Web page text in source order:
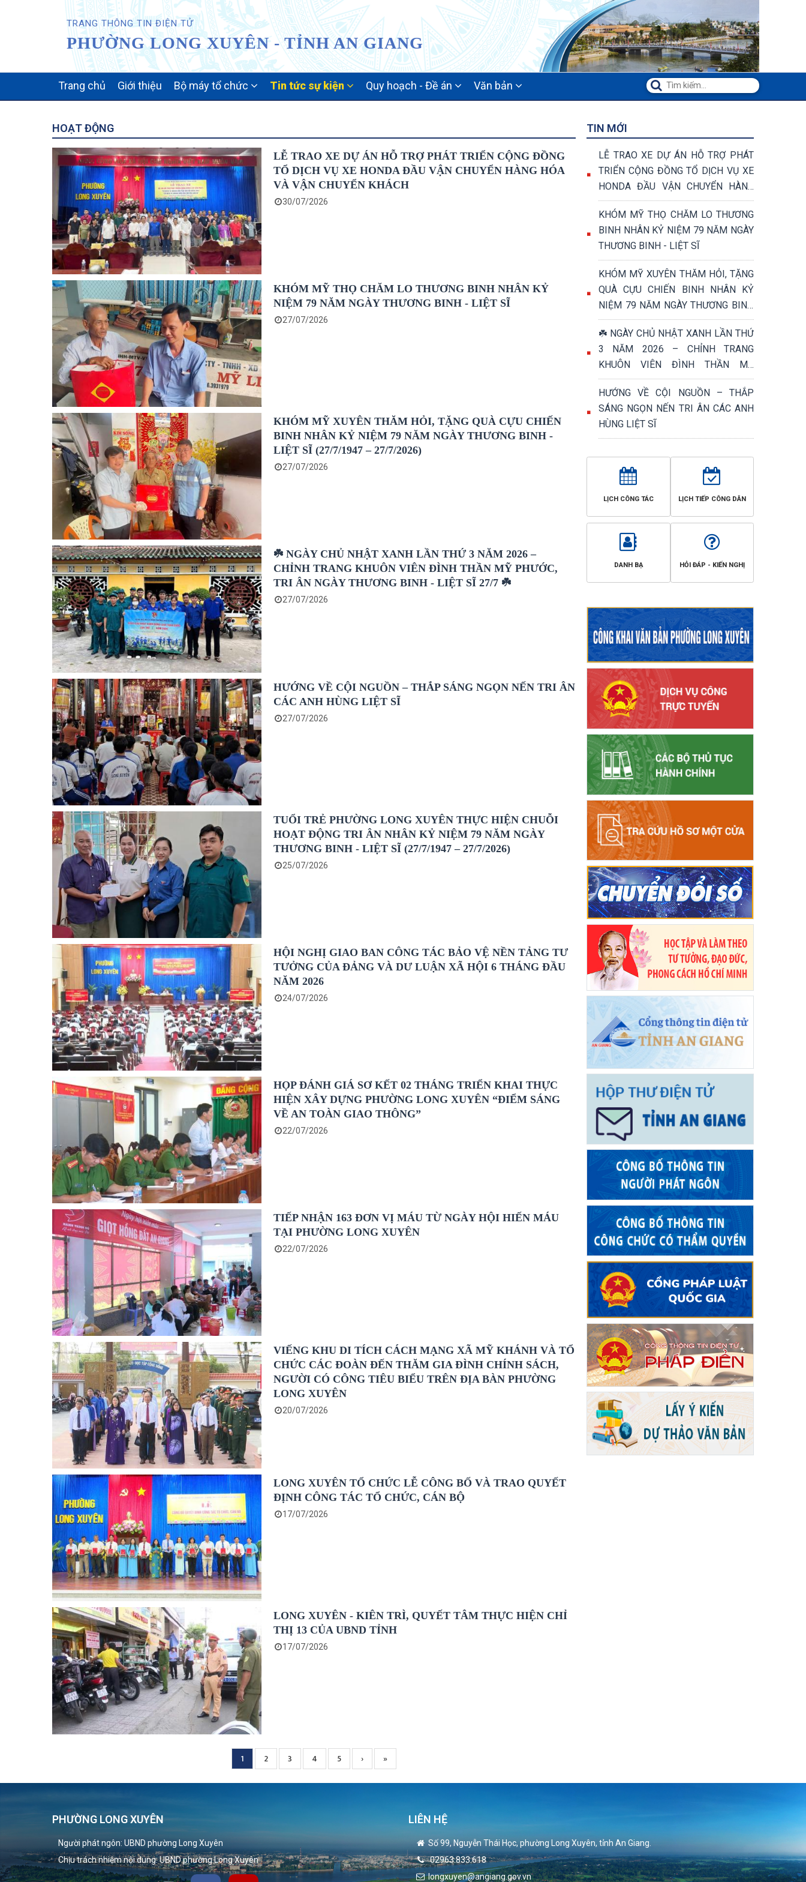
TRANG THÔNG TIN ĐIỆN TỬ
PHƯỜNG LONG XUYÊN - TỈNH AN GIANG
NAVIGATION
Trang chủ Giới thiệu Bộ máy tổ chức Tin tức sự kiện Quy hoạch - Đề án Văn bản
HOẠT ĐỘNG
LỄ TRAO XE DỰ ÁN HỖ TRỢ PHÁT TRIỂN CỘNG ĐỒNG
TỔ DỊCH VỤ XE HONDA ĐẦU VẬN CHUYỂN HÀNG HÓA
VÀ VẬN CHUYỂN KHÁCH
30/07/2026
KHÓM MỸ THỌ CHĂM LO THƯƠNG BINH NHÂN KỶ
NIỆM 79 NĂM NGÀY THƯƠNG BINH - LIỆT SĨ
27/07/2026
KHÓM MỸ XUYÊN THĂM HỎI, TẶNG QUÀ CỰU CHIẾN
BINH NHÂN KỶ NIỆM 79 NĂM NGÀY THƯƠNG BINH -
LIỆT SĨ (27/7/1947 – 27/7/2026)
27/07/2026
☘️ NGÀY CHỦ NHẬT XANH LẦN THỨ 3 NĂM 2026 –
CHỈNH TRANG KHUÔN VIÊN ĐÌNH THẦN MỸ PHƯỚC,
TRI ÂN NGÀY THƯƠNG BINH - LIỆT SĨ 27/7 ☘️
27/07/2026
HƯỚNG VỀ CỘI NGUỒN – THẮP SÁNG NGỌN NẾN TRI ÂN
CÁC ANH HÙNG LIỆT SĨ
27/07/2026
TUỔI TRẺ PHƯỜNG LONG XUYÊN THỰC HIỆN CHUỖI
HOẠT ĐỘNG TRI ÂN NHÂN KỶ NIỆM 79 NĂM NGÀY
THƯƠNG BINH - LIỆT SĨ (27/7/1947 – 27/7/2026)
25/07/2026
HỘI NGHỊ GIAO BAN CÔNG TÁC BẢO VỆ NỀN TẢNG TƯ
TƯỞNG CỦA ĐẢNG VÀ DƯ LUẬN XÃ HỘI 6 THÁNG ĐẦU
NĂM 2026
24/07/2026
HỌP ĐÁNH GIÁ SƠ KẾT 02 THÁNG TRIỂN KHAI THỰC
HIỆN XÂY DỰNG PHƯỜNG LONG XUYÊN “ĐIỂM SÁNG
VỀ AN TOÀN GIAO THÔNG”
22/07/2026
TIẾP NHẬN 163 ĐƠN VỊ MÁU TỪ NGÀY HỘI HIẾN MÁU
TẠI PHƯỜNG LONG XUYÊN
22/07/2026
VIẾNG KHU DI TÍCH CÁCH MẠNG XÃ MỸ KHÁNH VÀ TỔ
CHỨC CÁC ĐOÀN ĐẾN THĂM GIA ĐÌNH CHÍNH SÁCH,
NGƯỜI CÓ CÔNG TIÊU BIỂU TRÊN ĐỊA BÀN PHƯỜNG
LONG XUYÊN
20/07/2026
LONG XUYÊN TỔ CHỨC LỄ CÔNG BỐ VÀ TRAO QUYẾT
ĐỊNH CÔNG TÁC TỔ CHỨC, CÁN BỘ
17/07/2026
LONG XUYÊN - KIÊN TRÌ, QUYẾT TÂM THỰC HIỆN CHỈ
THỊ 13 CỦA UBND TỈNH
17/07/2026
Current
page
1 Page
2 Page
3 Page
4 Page
5
Next
page
›
Trang
cuối
»
TIN MỚI
LỄ TRAO XE DỰ ÁN HỖ TRỢ PHÁT
TRIỂN CỘNG ĐỒNG TỔ DỊCH VỤ XE
HONDA ĐẦU VẬN CHUYỂN HÀNG
HÓA VÀ VẬN CHUYỂN KHÁCH
KHÓM MỸ THỌ CHĂM LO THƯƠNG
BINH NHÂN KỶ NIỆM 79 NĂM NGÀY
THƯƠNG BINH - LIỆT SĨ
KHÓM MỸ XUYÊN THĂM HỎI, TẶNG
QUÀ CỰU CHIẾN BINH NHÂN KỶ
NIỆM 79 NĂM NGÀY THƯƠNG BINH
- LIỆT SĨ (27/7/1947 – 27/7/2026)
☘️ NGÀY CHỦ NHẬT XANH LẦN THỨ
3 NĂM 2026 – CHỈNH TRANG
KHUÔN VIÊN ĐÌNH THẦN MỸ
PHƯỚC, TRI ÂN NGÀY THƯƠNG
BINH - LIỆT SĨ 27/7 ☘️
HƯỚNG VỀ CỘI NGUỒN – THẮP
SÁNG NGỌN NẾN TRI ÂN CÁC ANH
HÙNG LIỆT SĨ
LỊCH CÔNG TÁC LỊCH TIẾP CÔNG DÂN
DANH BẠ HỎI ĐÁP - KIẾN NGHỊ
PHƯỜNG LONG XUYÊN
Người phát ngôn: UBND phường Long Xuyên
Chịu trách nhiệm nội dung: UBND phường Long Xuyên
LIÊN HỆ
Số 99, Nguyễn Thái Học, phường Long Xuyên, tỉnh An Giang.
02963.833.618
longxuyen@angiang.gov.vn